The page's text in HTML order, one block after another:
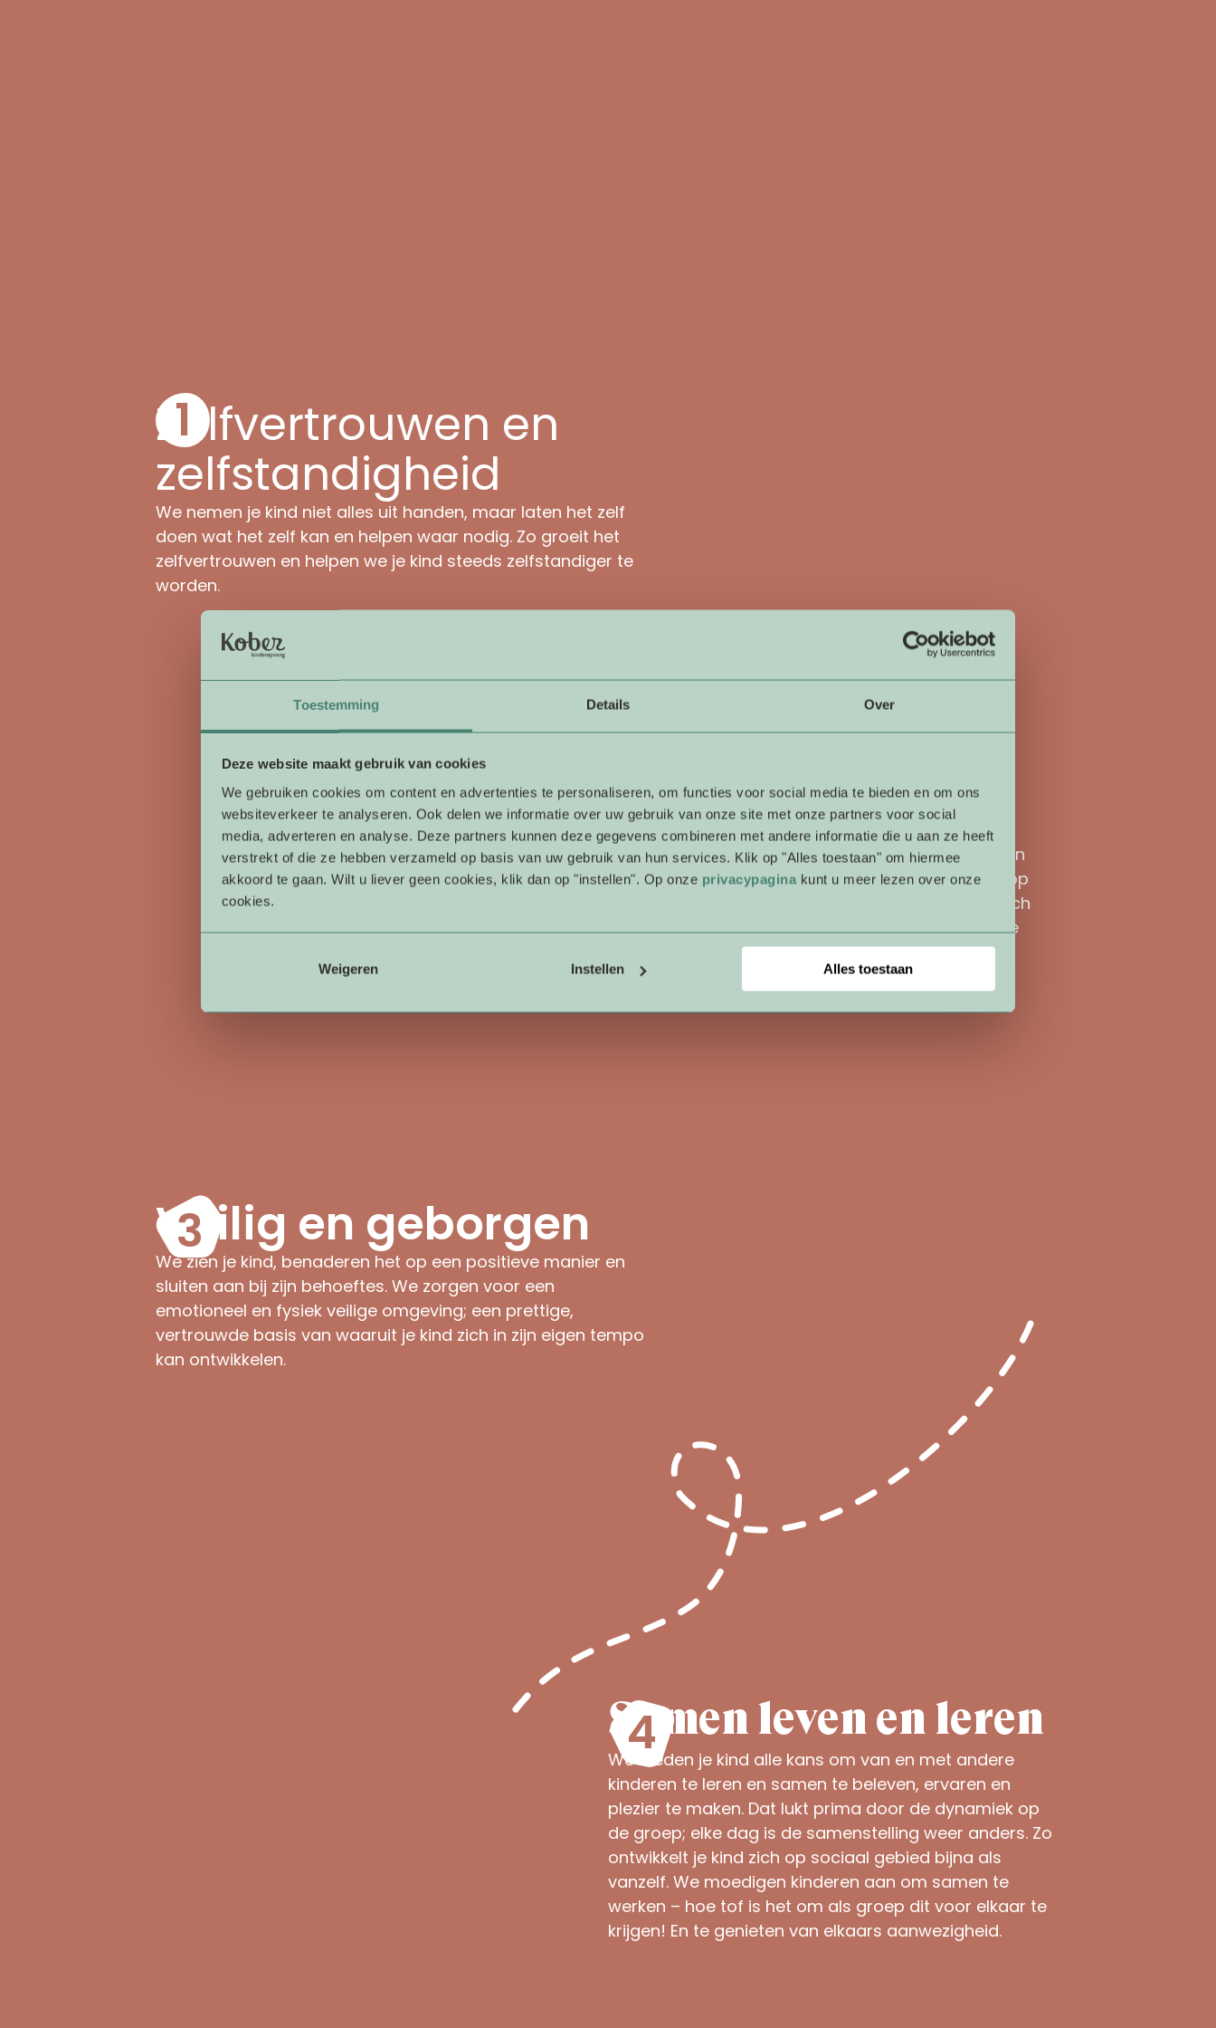
Toestemming Details Over
Deze website maakt gebruik van cookies
We gebruiken cookies om content en advertenties te personaliseren, om functies voor social media te bieden en om ons
websiteverkeer te analyseren. Ook delen we informatie over uw gebruik van onze site met onze partners voor social
media, adverteren en analyse. Deze partners kunnen deze gegevens combineren met andere informatie die u aan ze heeft
verstrekt of die ze hebben verzameld op basis van uw gebruik van hun services. Klik op "Alles toestaan" om hiermee
akkoord te gaan. Wilt u liever geen cookies, klik dan op "instellen". Op onze privacypaginakunt u meer lezen over onze
cookies.
Weigeren Instellen Alles toestaan
Zelfvertrouwen en
zelfstandigheid
We nemen je kind niet alles uit handen, maar laten het zelf
doen wat het zelf kan en helpen waar nodig. Zo groeit het
zelfvertrouwen en helpen we je kind steeds zelfstandiger te
worden.
ontwikkeling
We ondersteunen je kind in zijn ontdekkingstocht en
kijken wat het nodig heeft om zich te ontwikkelen op
sociaal-emotioneel, creatief, cognitief en motorisch
gebied. Daarbij geven we je kind zoveel mogelijk de
ruimte om zelf ervaringen op te doen.
Veilig en geborgen
We zien je kind, benaderen het op een positieve manier en
sluiten aan bij zijn behoeftes. We zorgen voor een
emotioneel en fysiek veilige omgeving; een prettige,
vertrouwde basis van waaruit je kind zich in zijn eigen tempo
kan ontwikkelen.
Samen leven en leren
We bieden je kind alle kans om van en met andere
kinderen te leren en samen te beleven, ervaren en
plezier te maken. Dat lukt prima door de dynamiek op
de groep; elke dag is de samenstelling weer anders. Zo
ontwikkelt je kind zich op sociaal gebied bijna als
vanzelf. We moedigen kinderen aan om samen te
werken – hoe tof is het om als groep dit voor elkaar te
krijgen! En te genieten van elkaars aanwezigheid.